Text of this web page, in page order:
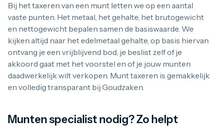
Bij het taxeren van een munt letten we op een aantal
vaste punten. Het metaal, het gehalte, het brutogewicht
en nettogewicht bepalen samen de basiswaarde. We
kijken altijd naar het edelmetaal gehalte, op basis hiervan
ontvang je een vrijblijvend bod, je beslist zelf of je
akkoord gaat met het voorstel en of je jouw munten
daadwerkelijk wilt verkopen. Munt taxeren is gemakkelijk
en volledig transparant bij Goudzaken.
Munten specialist nodig? Zo helpt